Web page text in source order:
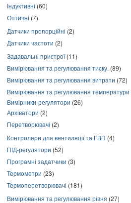
Індуктивні (60)
Оптичні (7)
Датчики пропорційні (2)
Датчики частоти (2)
Задавальні пристрої(11)
Вимірювання та регулювання тиску. (89)
Вимірювання та регулювання витрати (72)
Вимірювання та регулювання температури
Вимірники-регулятори (26)
Архіватори (2)
Перетворювачі (2)
Контролери для вентиляції та ГВП (4)
ПІД-регулятори (52)
Програмні задатчики (3)
Термометри (23)
Термоперетворювачі (181)
Вимірювання та регулювання рівня (27)